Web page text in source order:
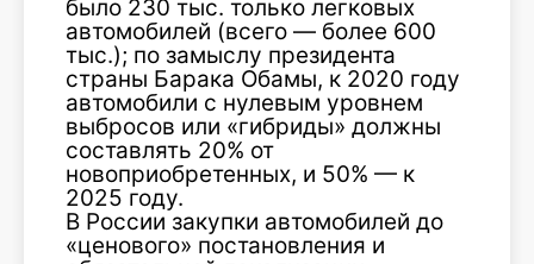
было 230 тыс. только легковых
автомобилей (всего — более 600
тыс.); по замыслу президента
страны Барака Обамы, к 2020 году
автомобили с нулевым уровнем
выбросов или «гибриды» должны
составлять 20% от
новоприобретенных, и 50% — к
2025 году.
В России закупки автомобилей до
«ценового» постановления и